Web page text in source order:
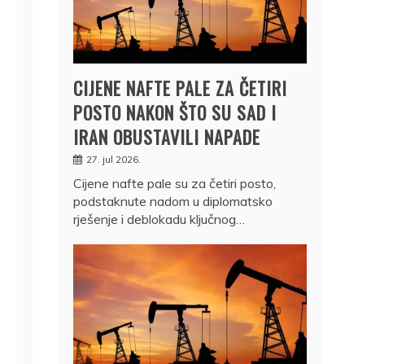
CIJENE NAFTE PALE ZA ČETIRI
POSTO NAKON ŠTO SU SAD I
IRAN OBUSTAVILI NAPADE
27. jul 2026.
Cijene nafte pale su za četiri posto,
podstaknute nadom u diplomatsko
rješenje i deblokadu ključnog…